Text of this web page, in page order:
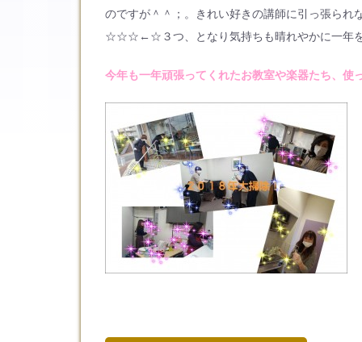
のですが＾＾；。きれい好きの講師に引っ張られ
☆☆☆←☆３つ、となり気持ちも晴れやかに一年
今年も一年頑張ってくれたお教室や楽器たち、